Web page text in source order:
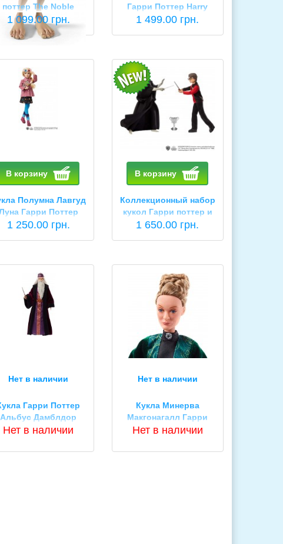
поттер The Noble
Collection Dobby
1 099.00 грн.
Гарри Поттер Harry
Potter Ginny Weasley
1 499.00 грн.
В корзину
Полумна Лавгуд
Гарри Поттер
Harry Potter Luna
1 250.00 грн.
В корзину
Коллекционный набор
кукол Гарри поттер и
лорд Волдеморт Harry
1 650.00 грн.
Нет в наличии
Гарри Поттер
Альбус Дамблдор
Harry Potter FYM54
Нет в наличии
Нет в наличии
Кукла Минерва
Макгонагалл Гарри
Поттер Harry Potter
Нет в наличии